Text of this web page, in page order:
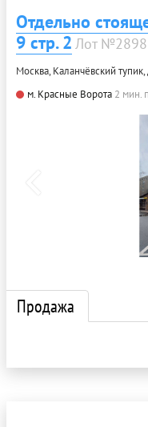
Отдельно
9 стр. 2 Лот
Москва, Каланчёвский тупик,
м. Красные Ворота 2 мин.
Продажа